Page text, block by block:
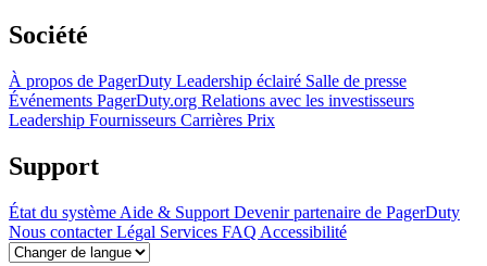
Société
À propos de PagerDuty Leadership éclairé Salle de presse
Événements PagerDuty.org Relations avec les investisseurs
Leadership Fournisseurs Carrières Prix
Support
État du système Aide & Support Devenir partenaire de PagerDuty
Nous contacterLégal Services FAQ Accessibilité